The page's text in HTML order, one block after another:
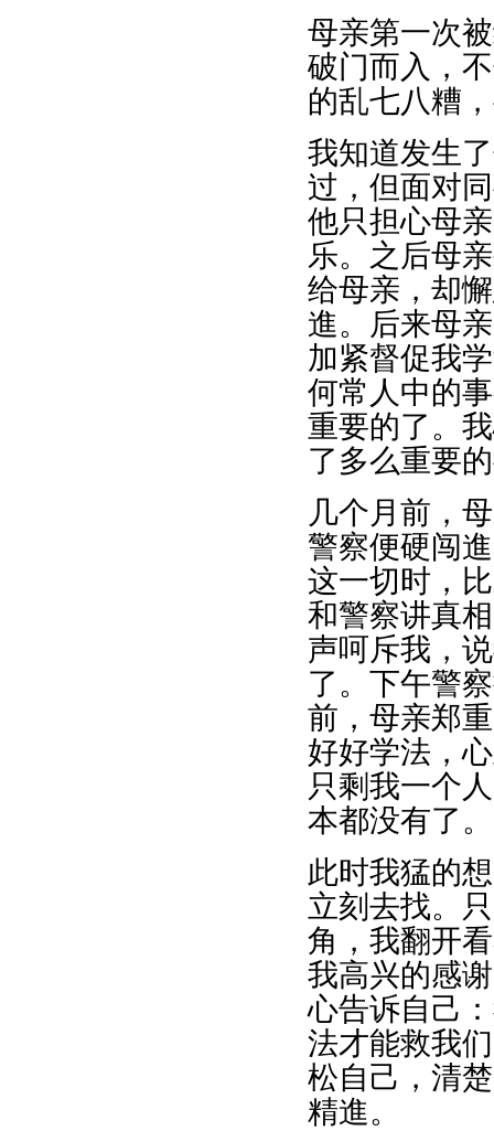
母亲第一次
破门而入，
的乱七八糟
我知道发生
过，但面对
他只担心母
乐。之后母
给母亲，却
進。后来母
加紧督促我
何常人中的
重要的了。
了多么重要
几个月前，
警察便硬闯
这一切时，
和警察讲真
声呵斥我，
了。下午警
前，母亲郑
好好学法，
只剩我一个
本都没有了。
此时我猛的
立刻去找。
角，我翻开
我高兴的感
心告诉自己
法才能救我
松自己，清
精進。